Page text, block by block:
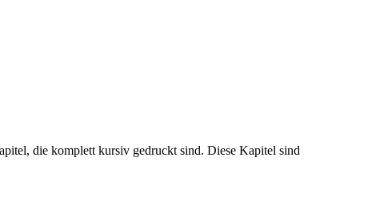
die komplett kursiv gedruckt sind. Diese Kapitel sind